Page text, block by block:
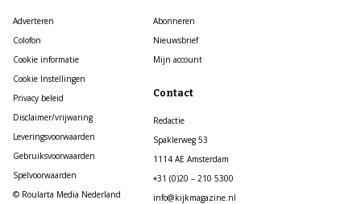
Adverteren
Colofon
Cookie informatie
Cookie Instellingen
Privacy beleid
Disclaimer/vrijwaring
Leveringsvoorwaarden
Gebruiksvoorwaarden
Spelvoorwaarden
© Roularta Media Nederland
Abonneren
Nieuwsbrief
Mijn account
Contact
Redactie
Spaklerweg 53
1114 AE Amsterdam
+31 (0)20 – 210 5300
info@kijkmagazine.nl